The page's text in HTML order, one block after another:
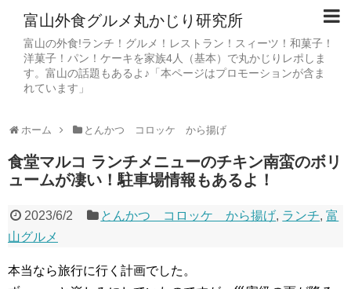
富山外食グルメ丸かじり研究所
富山の外食!ランチ！グルメ！レストラン！スィーツ！和菓子！
洋菓子！パン！ケーキを家族4人（基本）で丸かじりレポしま
す。富山の話題もあるよ♪「本ページはプロモーションが含ま
れています」
ホーム とんかつ コロッケ から揚げ
食堂マルコ ランチメニューのチキン南蛮のボリ
ュームが凄い！駐車場情報もあるよ！
2023/6/2 とんかつ コロッケ から揚げ, ランチ,富
山グルメ
本当なら旅行に行く計画でした。